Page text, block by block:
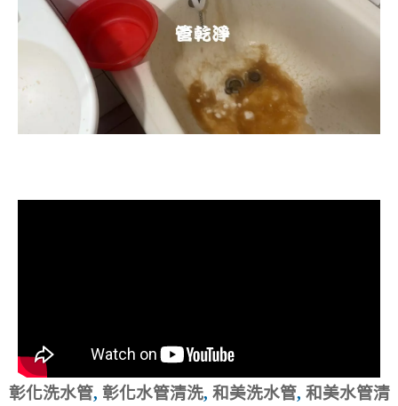
彰化洗水管, 彰化水管清洗, 和美洗水管, 和美水管清